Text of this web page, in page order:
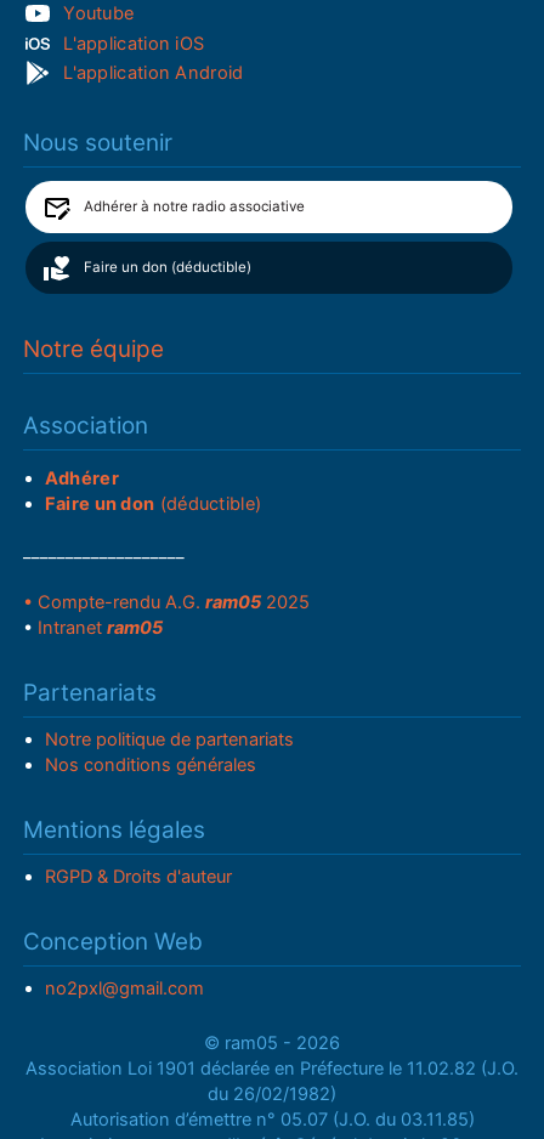
Youtube
L'application iOS
L'application Android
Nous soutenir
Adhérer à notre radio associative
Faire un don (déductible)
Notre équipe
Association
Adhérer
Faire un don (déductible)
• Compte-rendu A.G.ram05 2025
• Intranetram05
Partenariats
Notre politique de partenariats
Nos conditions générales
Mentions légales
RGPD & Droits d'auteur
Conception Web
no2pxl@gmail.com
© ram05 - 2026
Association Loi 1901 déclarée en Préfecture le 11.02.82 (J.O.
du 26/02/1982)
Autorisation d’émettre n° 05.07 (J.O. du 03.11.85)